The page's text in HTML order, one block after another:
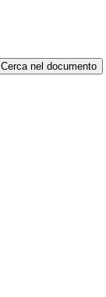
Cerca nel documento